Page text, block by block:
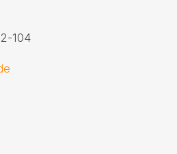
104